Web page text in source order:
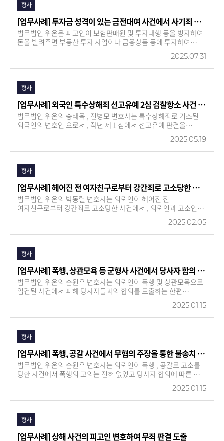
형사
[업무사례] 투자금 성격이 있는 금전대여 사건에서 사기죄 고소 대리하여 징역형 판결 도출
법무법인 위온은 피고인이 보험판매원 및 투자대행 등을 빙자하여
돈을 빌려주면 부동산 투자 사업이나 금융상품 등에 투자하여
이끌어 냈고 , 최종적으로 징역형의 판결을 이끌어 냈습니다 .
2025.07.31
형사
[업무사례] 외국인 특수상해죄 선고유예 2심 검찰항소 사건 기각 판결 선고
법무법인 위온의 송태욱 , 전병모 변호사는 특수상해죄로 기소된
외국인의 변호인 으로서 , 작년 제 1 심에서 선고유예 판결을
이끌어낸 데 이어 검찰이 항소한 제 2 심에서도 원심 판결의
이상의 형을 선고받기만 하면 강제퇴거 ( …
2025.05.19
형사
[업무사례] 헤어진 전 여자친구로부터 강간죄로 고소당한 사건에서 경찰 불송치(혐의없음) 결정을 받은 사례
법무법인 위온의 박동렬 변호사는 의뢰인이 헤어진 전
여자친구로부터 강간죄로 고소당한 사건에서 , 의뢰인과 고소인의
분석하여 범죄 사실이 증명되지 않는다는 점을 소명하였습니다 .
특히 피의자 조사는 물론 거짓말탐지기 조사에 함께 동석하여
2025.02.05
형사
[업무사례] 폭행, 상관모욕 등 군형사 사건에서 당사자 합의 및 적극적 변론에 따른 기소유예 결정
법무법인 위온의 손원우 변호사는 의뢰인이 폭행 및 상관모욕으로
입건된 사건에서 피해 당사자들과의 합의를 도출하는 한편
하급자와 연락하여 피의자가 폭행 및 상관모욕의 고의가 없었다는
2025.01.15
형사
[업무사례] 폭행, 공갈 사건에서 무혐의 주장을 통한 불송치 결정 도출
법무법인 위온의 손원우 변호사는 의뢰인이 폭행 , 공갈로 고소를
당한 사건에서 폭행의 고의는 전혀 없었고 당사자 합의에 따른 금원
특성을 고려하고 사실관계를 면밀하게 분석하여 , 상대방의 주장…
2025.01.15
형사
[업무사례] 상해 사건의 피고인 변호하여 무죄 판결 도출